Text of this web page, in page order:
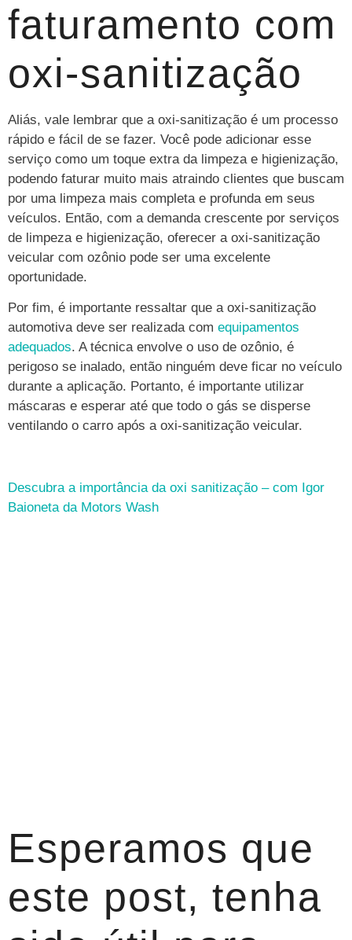
faturamento com
oxi-sanitização
Aliás, vale lembrar que a oxi-sanitização é um processo
rápido e fácil de se fazer. Você pode adicionar esse
serviço como um toque extra da limpeza e higienização,
podendo faturar muito mais atraindo clientes que buscam
por uma limpeza mais completa e profunda em seus
veículos. Então, com a demanda crescente por serviços
de limpeza e higienização, oferecer a oxi-sanitização
veicular com ozônio pode ser uma excelente
oportunidade.
Por fim, é importante ressaltar que a oxi-sanitização
automotiva deve ser realizada com equipamentos
adequados. A técnica envolve o uso de ozônio, é
perigoso se inalado, então ninguém deve ficar no veículo
durante a aplicação. Portanto, é importante utilizar
máscaras e esperar até que todo o gás se disperse
ventilando o carro após a oxi-sanitização veicular.
Descubra a importância da oxi sanitização – com Igor
Baioneta da Motors Wash
Esperamos que
este post, tenha